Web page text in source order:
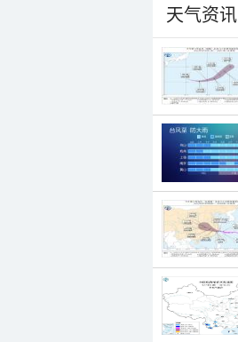
天气资讯